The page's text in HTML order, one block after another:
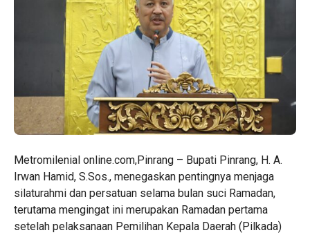
Metromilenial online.com,Pinrang – Bupati Pinrang, H. A.
Irwan Hamid, S.Sos., menegaskan pentingnya menjaga
silaturahmi dan persatuan selama bulan suci Ramadan,
terutama mengingat ini merupakan Ramadan pertama
setelah pelaksanaan Pemilihan Kepala Daerah (Pilkada)